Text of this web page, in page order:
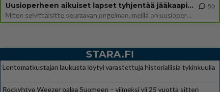
Uusioperheen aikuiset lapset tyhjentää jääkaapin käydessään
Miten selvittäisitte seuraavan ongelman, meillä on uusioperhe, minulla teini-ikäiset lapset ja puolisolla aikuiset, jotk
50
STARA.FI
Lentomatkustajan laukusta löytyi varastettuja historiallisia tykinkuulia
Rockyhtye Weezer palaa Suomeen – viimeksi yli 25 vuotta sitten